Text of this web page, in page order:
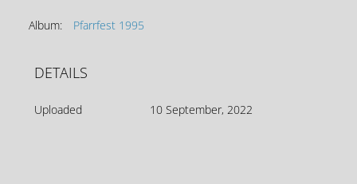
Album: Pfarrfest 1995
DETAILS
Uploaded 10 September, 2022